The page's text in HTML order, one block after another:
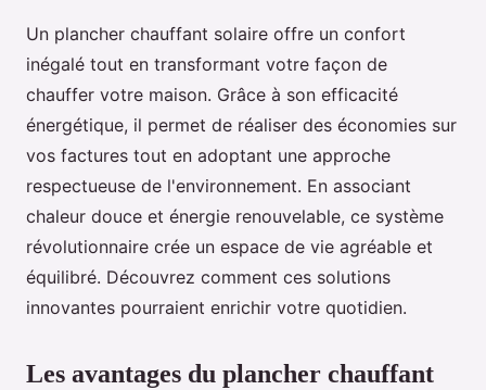
Un plancher chauffant solaire offre un confort
inégalé tout en transformant votre façon de
chauffer votre maison. Grâce à son efficacité
énergétique, il permet de réaliser des économies sur
vos factures tout en adoptant une approche
respectueuse de l'environnement. En associant
chaleur douce et énergie renouvelable, ce système
révolutionnaire crée un espace de vie agréable et
équilibré. Découvrez comment ces solutions
innovantes pourraient enrichir votre quotidien.
Les avantages du plancher chauffant